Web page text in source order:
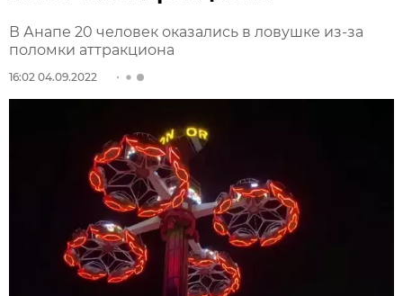
В Анапе 20 человек оказались в ловушке из-за
поломки аттракциона
16:02 04.09.2022